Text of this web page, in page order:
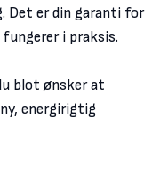
Det er din garanti for
i praksis.
blot ønsker at
energirigtig